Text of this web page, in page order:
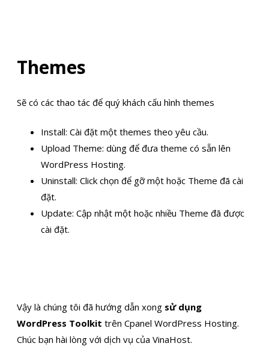
Themes
Sẽ có các thao tác để quý khách cấu hình themes
Install: Cài đặt một themes theo yêu cầu.
Upload Theme: dùng để đưa theme có sẵn lên
WordPress Hosting.
Uninstall: Click chọn để gỡ một hoặc Theme đã cài
đặt.
Update: Cập nhật một hoặc nhiều Theme đã được
cài đặt.
Vậy là chúng tôi đã hướng dẫn xong sử dụng
WordPress Toolkit trên Cpanel WordPress Hosting.
Chúc bạn hài lòng với dịch vụ của VinaHost.